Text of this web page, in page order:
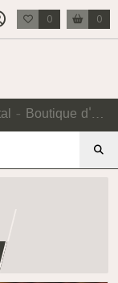
0 0
Bijoux en pierres naturelles, verre & cristal - Boutique d'Accessoires